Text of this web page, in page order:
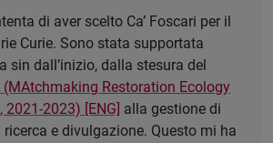
di aver scelto Ca’ Foscari per il
Curie. Sono stata supportata
sin dall’inizio, dalla stesura del
(MAtchmaking Restoration Ecology
2023) [ENG] alla gestione di
e divulgazione. Questo mi ha